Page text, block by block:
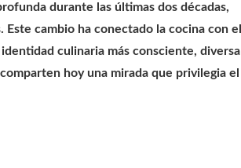
durante las últimas dos décadas,
cambio ha conectado la cocina con el
culinaria más consciente, diversa
hoy una mirada que privilegia el